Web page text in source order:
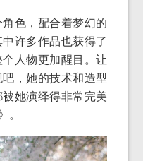
色，配合着梦幻的
许多作品也获得了
人物更加醒目。让
，她的技术和造型
她演绎得非常完美
。